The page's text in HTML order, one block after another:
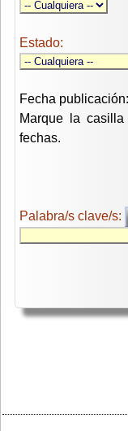
Estado:
Fecha publicación:
Marque la
fechas.
Palabra/s clave/s: